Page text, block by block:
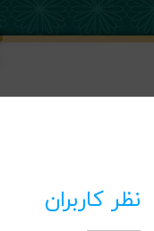
نظر کاربران